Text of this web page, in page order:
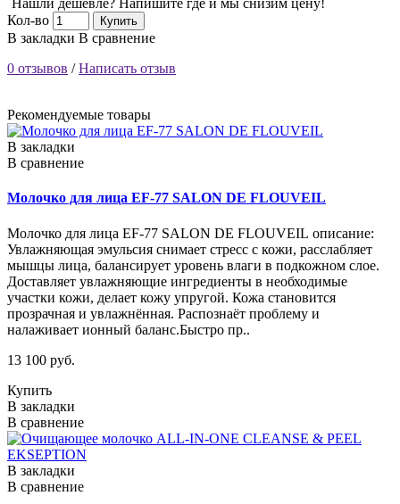
Нашли дешевле? Напишите где и мы снизим цену!
Кол-во
Купить
В закладки В сравнение
0 отзывов /Написать отзыв
Рекомендуемые товары
В закладки
В сравнение
Молочко для лица EF-77 SALON DE FLOUVEIL
Молочко для лица EF-77 SALON DE FLOUVEIL описание:
Увлажняющая эмульсия снимает стресс с кожи, расслабляет
мышцы лица, балансирует уровень влаги в подкожном слое.
Доставляет увлажняющие ингредиенты в необходимые
участки кожи, делает кожу упругой. Кожа становится
прозрачная и увлажнённая. Распознаёт проблему и
налаживает ионный баланс.Быстро пр..
13 100 руб.
Купить
В закладки
В сравнение
В закладки
В сравнение